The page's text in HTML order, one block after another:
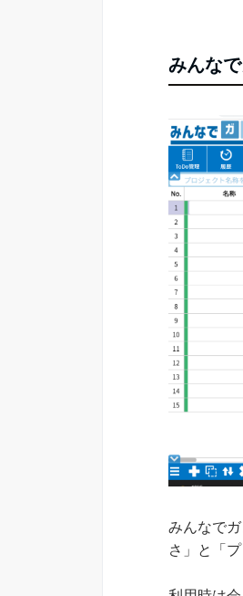
みんな
みんなで
さ」と「